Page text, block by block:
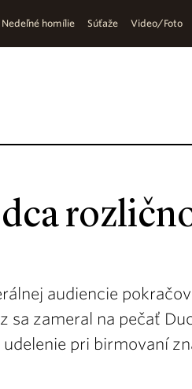
Nedeľné homílie Súťaže Video/Foto
audiencie
sa zameral na pečať
pri birmovaní